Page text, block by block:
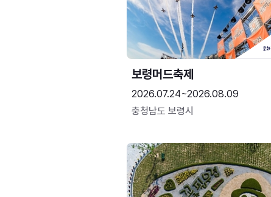
보령머드축제
2026.07.24~2026.08.09
충청남도 보령시